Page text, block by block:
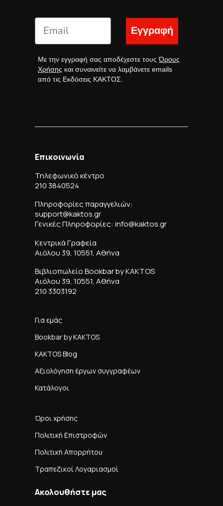
Εγγραφή
Με την εγγραφή σας αποδέχεστε τουςΌρους
Χρήσης και συναινείτε να λαμβάνετε emails
από τις Εκδόσεις ΚΑΚΤΟΣ.
Επικοινωνία
Τηλεφωνικό κέντρο
210 3840524
Πληροφορίες παραγγελιών:
support@kaktos.gr
Γενικές Πληροφορίες: info@kaktos.gr
Κεντρικά Γραφεία
Αιόλου 39, 10551, Αθήνα
Βιβλιοπωλείο Bookbar by KAKTOS
Αιόλου 39, 10551, Αθήνα
210 3303192
Για εμάς
Bookbar by KAKTOS
KAKTOS Blog
Αξιολόγηση έργων συγγραφέων
Κατάλογοι
Όροι χρήσης
Πολιτική Επιστροφών
Πολιτική Απορρήτου
Τραπεζικοί Λογαριασμοί
Ακολουθήστε μας